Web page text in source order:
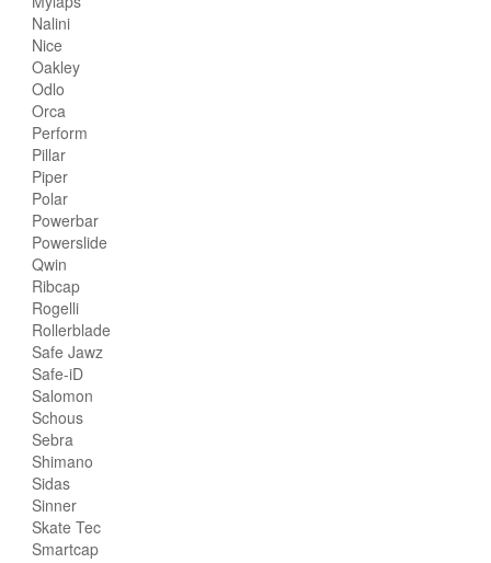
Nalini
Nice
Oakley
Odlo
Orca
Perform
Pillar
Piper
Polar
Powerbar
Powerslide
Qwin
Ribcap
Rogelli
Rollerblade
Safe Jawz
Safe-iD
Salomon
Schous
Sebra
Shimano
Sidas
Sinner
Skate Tec
Smartcap